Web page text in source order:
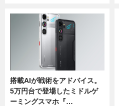
搭載AIが戦術をアドバイス。
5万円台で登場したミドルゲ
ーミングスマホ『…